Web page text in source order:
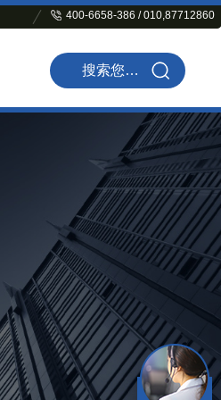
400-6658-386 / 010,87712860